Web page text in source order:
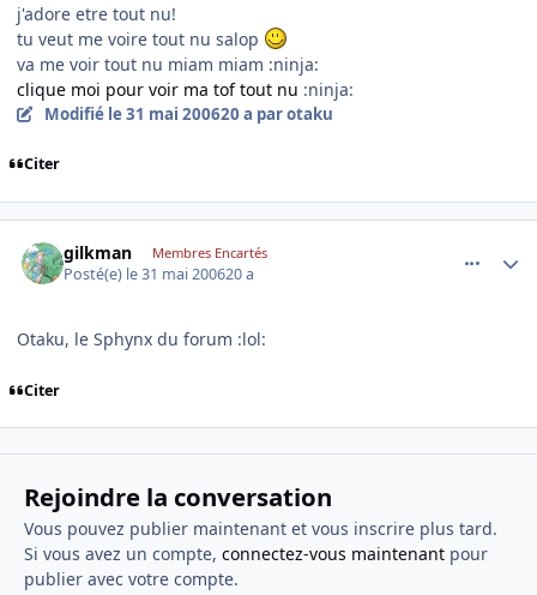
j'adore etre tout nu!
tu veut me voire tout nu salop
va me voir tout nu miam miam :ninja:
clique moi pour voir ma tof tout nu :ninja:
Modifié le 31 mai 200620 a par otaku
Citer
gilkman Membres Encartés
Posté(e) le 31 mai 200620 a
Otaku, le Sphynx du forum :lol:
Citer
Rejoindre la conversation
Vous pouvez publier maintenant et vous inscrire plus tard.
Si vous avez un compte, connectez-vous maintenantpour
publier avec votre compte.